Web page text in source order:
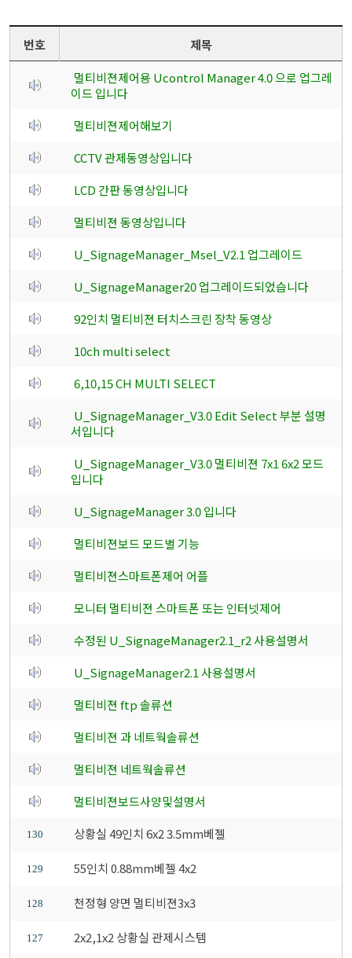
번호
제목
멀티비젼제어용 Ucontrol Manager 4.0 으로 업그레
이드 입니다
멀티비젼제어해보기
CCTV 관제동영상입니다
LCD 간판 동영상입니다
멀티비젼 동영상입니다
U_SignageManager_Msel_V2.1 업그레이드
U_SignageManager20 업그레이드되었습니다
92인치 멀티비젼 터치스크린 장착 동영상
10ch multi select
6,10,15 CH MULTI SELECT
U_SignageManager_V3.0 Edit Select 부분 설명
서입니다
U_SignageManager_V3.0 멀티비젼 7x1 6x2 모드
입니다
U_SignageManager 3.0 입니다
멀티비젼보드 모드별 기능
멀티비젼스마트폰제어 어플
모니터 멀티비젼 스마트폰 또는 인터넷제어
수정된 U_SignageManager2.1_r2 사용설명서
U_SignageManager2.1 사용설명서
멀티비젼 ftp 솔류션
멀티비젼 과 네트웍솔류션
멀티비젼 네트웍솔류션
멀티비젼보드사양및설명서
130 상황실 49인치 6x2 3.5mm베젤
129 55인치 0.88mm베젤 4x2
128 천정형 양면 멀티비젼3x3
127 2x2,1x2 상황실 관제시스템